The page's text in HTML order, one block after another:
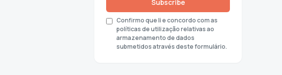
Subscribe
Confirmo que li e concordo com as
políticas de utilização relativas ao
armazenamento de dados
submetidos através deste formulário.